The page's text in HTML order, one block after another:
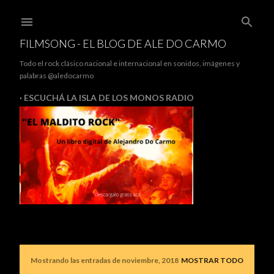
FILMSONG - EL BLOG DE ALE DO CARMO
Todo el rock clásico nacional e internacional en sonidos, imágenes y
palabras @aledocarmo
ESCUCHÁ LA ISLA DE LOS MONOS RADIO
Mostrando las entradas de noviembre, 2018 MOSTRAR TODO